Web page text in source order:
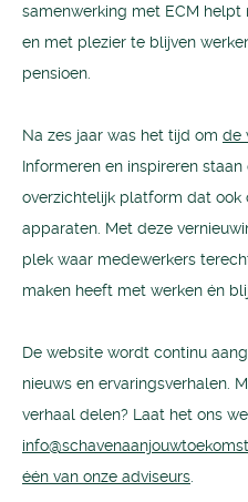
samenwerking met ECM helpt
en met plezier te blijven
pensioen.
Na zes jaar was het tijd om de
Informeren en inspireren
overzichtelijk platform dat
apparaten. Met deze
plek waar medewerkers
maken heeft met werken én
De website wordt continu
nieuws en ervaringsverhalen.
verhaal delen? Laat het ons
één van onze adviseurs